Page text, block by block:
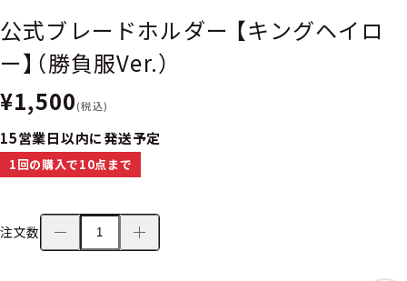
公式ブレードホルダー 【キングヘイロ
ー】（勝負服Ver.）
¥1,500(税込)
15営業日以内に発送予定
1回の購入で10点まで
注文数